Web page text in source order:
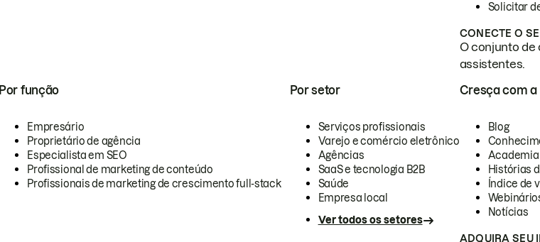
Solicitar
CONECTE O
O conjunto de
assistentes.
Por função
Empresário
Proprietário de agência
Especialista em SEO
Profissional de marketing de conteúdo
Profissionais de marketing de crescimento full-stack
Por setor
Serviços profissionais
Varejo e comércio eletrônico
Agências
SaaS e tecnologia B2B
Saúde
Empresa local
Ver todos os setores
Cresça com a
Blog
Academia
Histórias
Índice de
Notícias
ADQUIRA SEU